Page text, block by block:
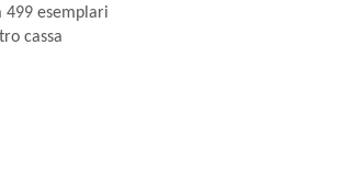
499 esemplari
cassa